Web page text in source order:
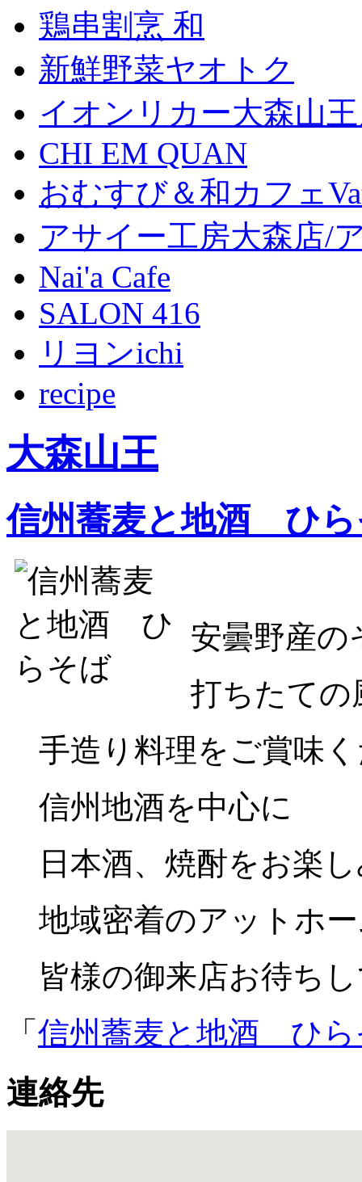
鶏串割烹 和
新鮮野菜ヤオトク
イオンリカー大森山
CHI EM QUAN
おむすび＆和カフェ
アサイー工房大森店/
Nai'a Cafe
SALON 416
リヨンichi
recipe
大森山王
信州蕎麦と地酒 ひら
安曇野産の
打ちたての
手造り料理をご賞味
信州地酒を中心に
日本酒、焼酎をお楽
地域密着のアットホ
皆様の御来店お待ち
「 信州蕎麦と地酒 ひら
連絡先